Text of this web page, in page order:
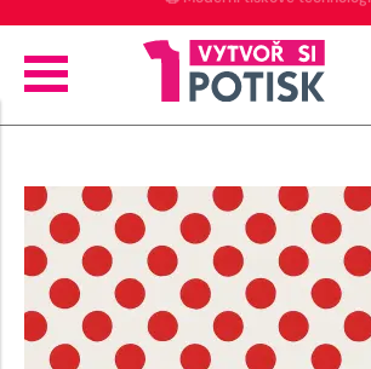
🖨️ Moderní tiskové technologie